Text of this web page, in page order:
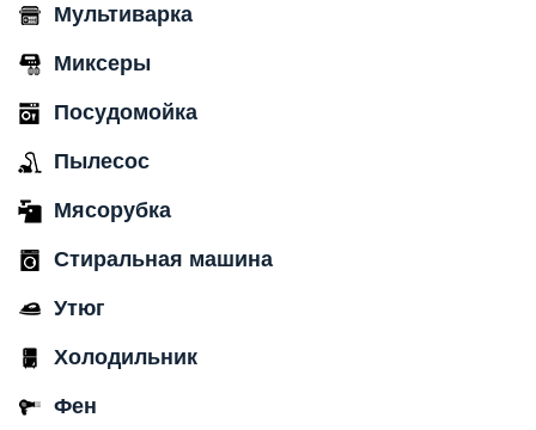
Мультиварка
Миксеры
Посудомойка
Пылесос
Мясорубка
Стиральная машина
Утюг
Холодильник
Фен